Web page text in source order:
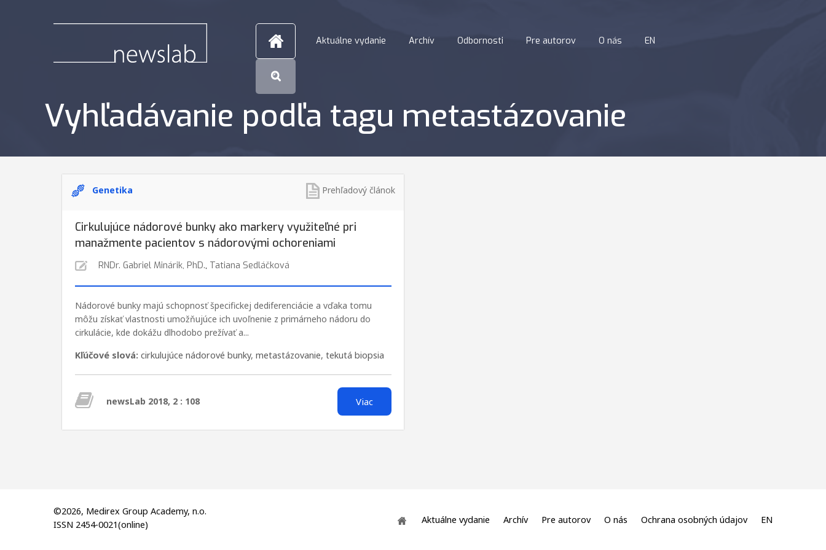
Aktuálne vydanie Archív Odbornosti Pre autorov O nás EN
Vyhľadávanie podľa tagu metastázovanie
Genetika Prehľadový článok
Cirkulujúce nádorové bunky ako markery využiteľné pri
manažmente pacientov s nádorovými ochoreniami
RNDr. Gabriel Minárik, PhD., Tatiana Sedláčková
Nádorové bunky majú schopnosť špecifickej dediferenciácie a vďaka tomu
môžu získať vlastnosti umožňujúce ich uvoľnenie z primárneho nádoru do
cirkulácie, kde dokážu dlhodobo prežívať a...
Kľúčové slová: cirkulujúce nádorové bunky, metastázovanie, tekutá biopsia
newsLab 2018, 2 : 108 Viac
©2026, Medirex Group Academy, n.o.
ISSN 2454-0021(online)
Aktuálne vydanie Archív Pre autorov O nás Ochrana osobných údajov EN